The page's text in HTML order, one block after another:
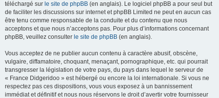
téléchargé sur le site de phpBB (en anglais). Le logiciel phpBB a pour seul but
de faciliter les discussions sur internet et phpBB Limited ne peut en aucun cas
être tenu comme responsable de la conduite et du contenu que nous
acceptons et que nous n’acceptons pas. Pour plus d’informations concernant
phpBB, veuillez consulter le site de phpBB (en anglais).
Vous acceptez de ne publier aucun contenu à caractère abusif, obscène,
vulgaire, diffamatoire, choquant, menaçant, pornographique, etc. qui pourrait
transgresser la législation de votre pays, du pays dans lequel le serveur de
« France Didgeridoo » est hébergé ou encore la loi internationale. Si vous ne
respectez pas ces dispositions, vous vous exposez à un bannissement
immédiat et définitif et nous nous réservons le droit d’avertir votre fournisseur